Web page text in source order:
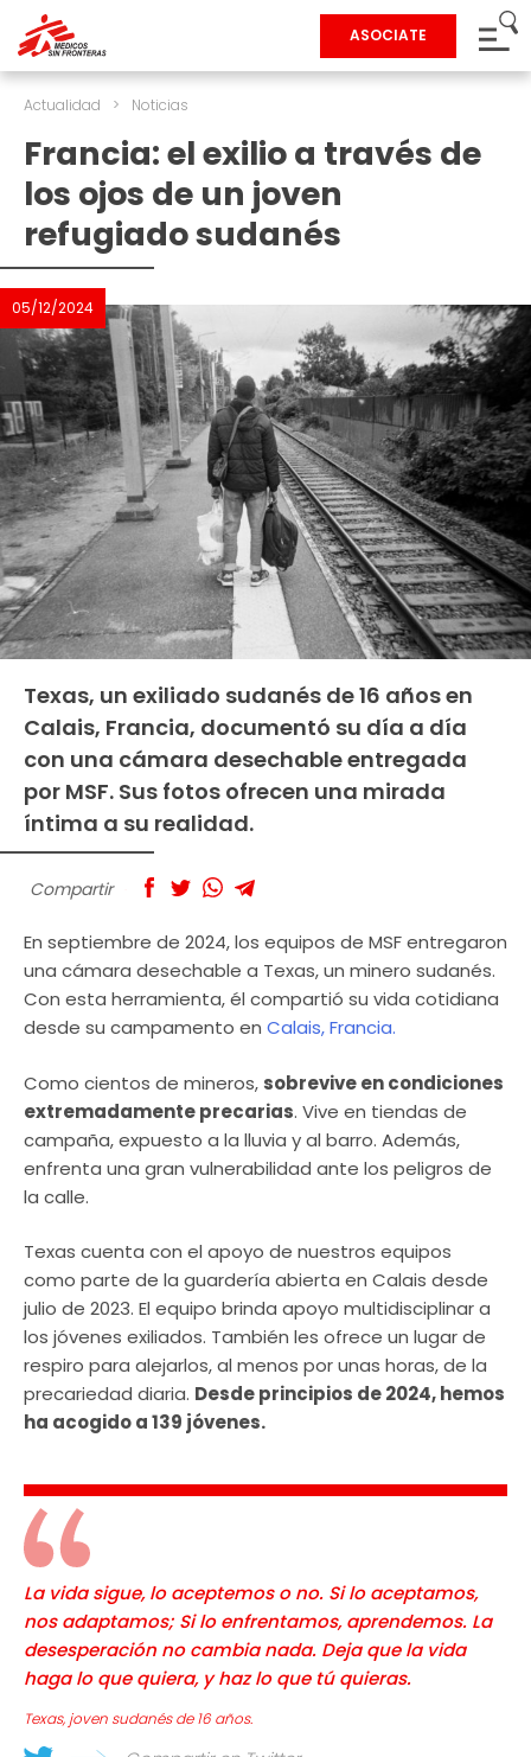
ASOCIATE
Actualidad > Noticias
Francia: el exilio a través de
los ojos de un joven
refugiado sudanés
05/12/2024
Texas, un exiliado sudanés de 16 años en
Calais, Francia, documentó su día a día
con una cámara desechable entregada
por MSF. Sus fotos ofrecen una mirada
íntima a su realidad.
Compartir
En septiembre de 2024, los equipos de MSF entregaron
una cámara desechable a Texas, un minero sudanés.
Con esta herramienta, él compartió su vida cotidiana
desde su campamento en Calais, Francia.
Como cientos de mineros, sobrevive en condiciones
extremadamente precarias. Vive en tiendas de
campaña, expuesto a la lluvia y al barro. Además,
enfrenta una gran vulnerabilidad ante los peligros de
la calle.
Texas cuenta con el apoyo de nuestros equipos
como parte de la guardería abierta en Calais desde
julio de 2023. El equipo brinda apoyo multidisciplinar a
los jóvenes exiliados. También les ofrece un lugar de
respiro para alejarlos, al menos por unas horas, de la
precariedad diaria. Desde principios de 2024, hemos
ha acogido a 139 jóvenes.
La vida sigue, lo aceptemos o no. Si lo aceptamos,
nos adaptamos; Si lo enfrentamos, aprendemos. La
desesperación no cambia nada. Deja que la vida
haga lo que quiera, y haz lo que tú quieras.
Texas, joven sudanés de 16 años.